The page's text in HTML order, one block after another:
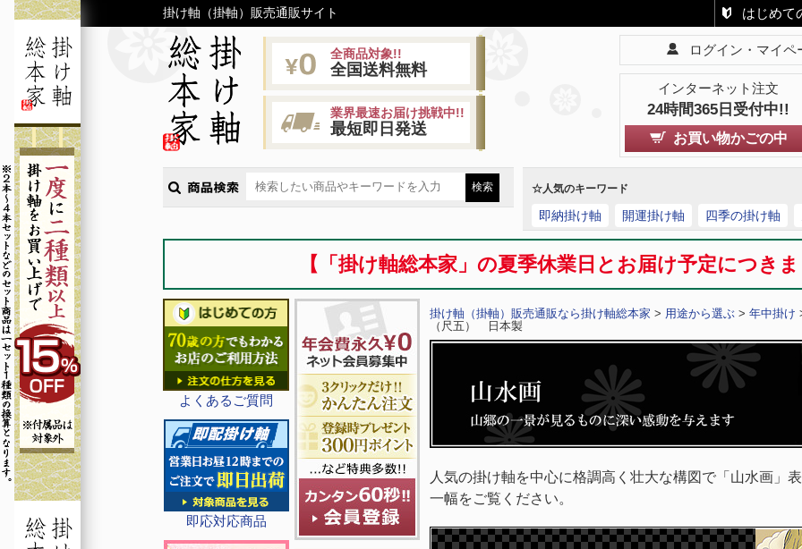
掛け軸（掛軸）販売通販サイト はじめて
全商品対象!!
全国送料無料
業界最速お届け挑戦中!!
最短即日発送
ログイン・マイペ
インターネット注文
24時間365日受付中!!
お買い物かごの中
☆人気のキーワード
即納掛け軸 開運掛け軸 四季の掛け軸
【「掛け軸総本家」の夏季休業日とお届け予定につ
よくあるご質問
即応対応商品
掛け軸（掛軸）販売通販なら掛け軸総本家 > 用途から選ぶ > 年中掛け
（尺五） 日本製
人気の掛け軸を中心に格調高く壮大な構図で「山水画」
一幅をご覧ください。